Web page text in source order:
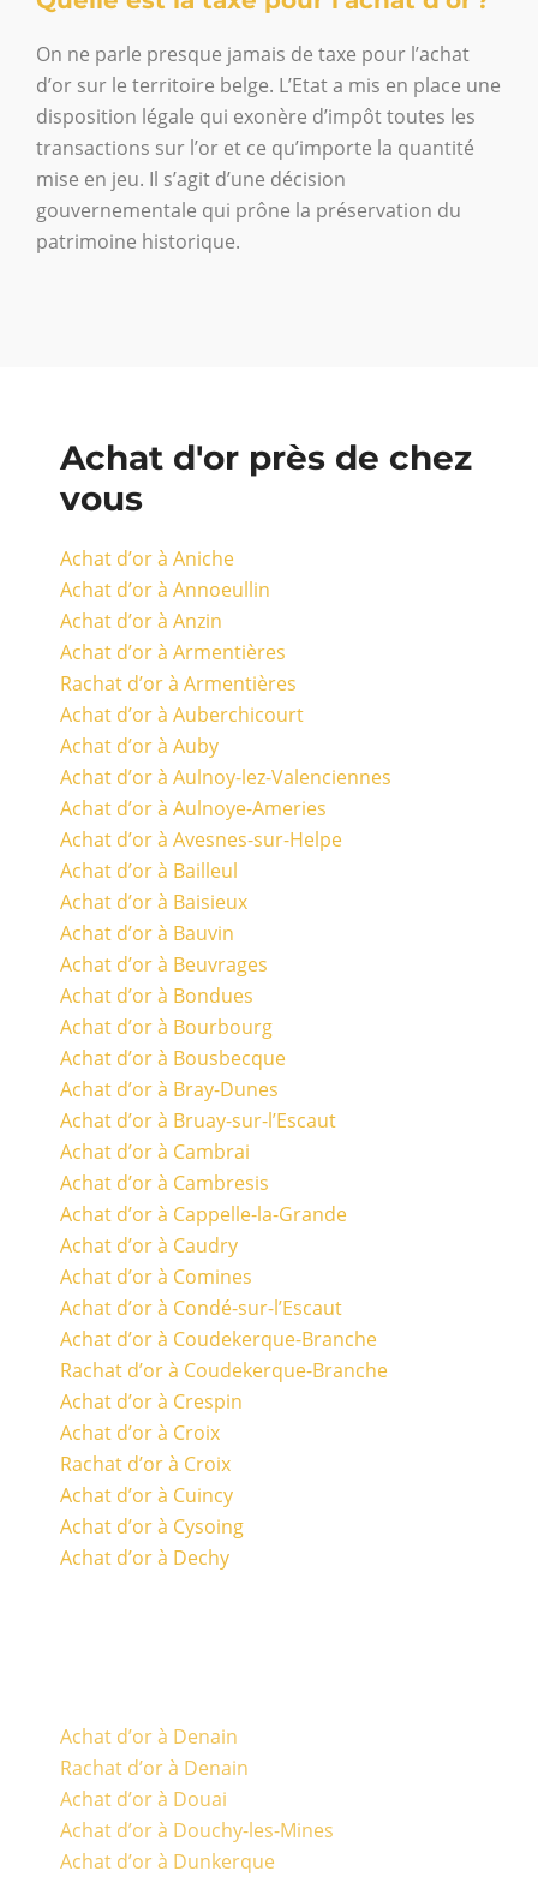
On ne parle presque jamais de taxe pour l’achat
d’or sur le territoire belge. L’Etat a mis en place une
disposition légale qui exonère d’impôt toutes les
transactions sur l’or et ce qu’importe la quantité
mise en jeu. Il s’agit d’une décision
gouvernementale qui prône la préservation du
patrimoine historique.
Achat d'or près de chez
vous
Achat d’or à Aniche
Achat d’or à Annoeullin
Achat d’or à Anzin
Achat d’or à Armentières
Rachat d’or à Armentières
Achat d’or à Auberchicourt
Achat d’or à Auby
Achat d’or à Aulnoy-lez-Valenciennes
Achat d’or à Aulnoye-Ameries
Achat d’or à Avesnes-sur-Helpe
Achat d’or à Bailleul
Achat d’or à Baisieux
Achat d’or à Bauvin
Achat d’or à Beuvrages
Achat d’or à Bondues
Achat d’or à Bourbourg
Achat d’or à Bousbecque
Achat d’or à Bray-Dunes
Achat d’or à Bruay-sur-l’Escaut
Achat d’or à Cambrai
Achat d’or à Cambresis
Achat d’or à Cappelle-la-Grande
Achat d’or à Caudry
Achat d’or à Comines
Achat d’or à Condé-sur-l’Escaut
Achat d’or à Coudekerque-Branche
Rachat d’or à Coudekerque-Branche
Achat d’or à Crespin
Achat d’or à Croix
Rachat d’or à Croix
Achat d’or à Cuincy
Achat d’or à Cysoing
Achat d’or à Dechy
Achat d’or à Denain
Rachat d’or à Denain
Achat d’or à Douai
Achat d’or à Douchy-les-Mines
Achat d’or à Dunkerque